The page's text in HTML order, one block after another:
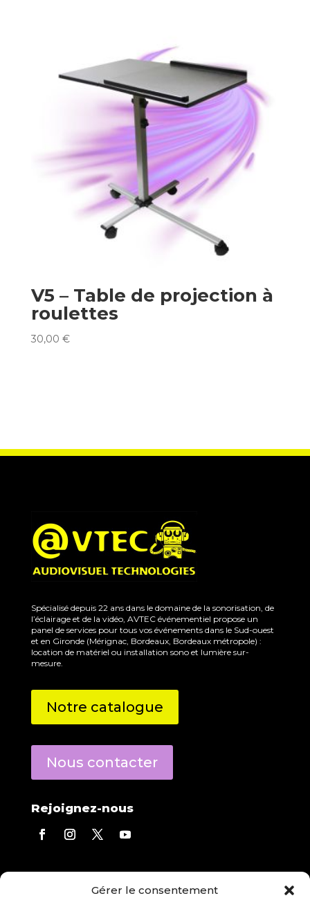
Gérer le consentement
V5 – Table de projection à
roulettes
30,00 €
Spécialisé depuis 22 ans dans le domaine de la sonorisation, de
l’éclairage et de la vidéo, AVTEC événementiel propose un
panel de services pour tous vos événements dans le Sud-ouest
et en Gironde (Mérignac, Bordeaux, Bordeaux métropole) :
location de matériel ou installation sono et lumière sur-
mesure.
Notre catalogue
Nous contacter
Rejoignez-nous
Eric Derecourtrépond à toutes vos questions.